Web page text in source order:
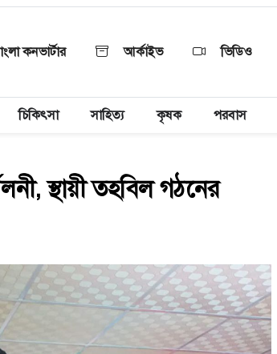
কনভার্টার আর্কাইভ ভিডিও
চিকিৎসা সাহিত্য কৃষক পরবাস
স্থায়ী তহবিল গঠনের